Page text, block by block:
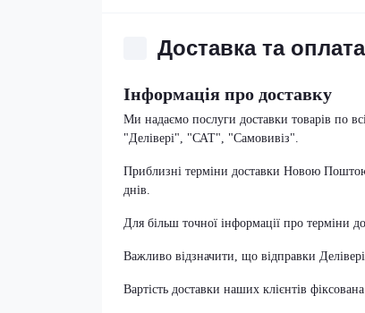
Доставка та
Інформація про доставку
Ми надаємо послуги доставки товарів по
"Делівері", "САТ", "Самовивіз".
Приблизні терміни доставки Новою Поштою
днів.
Для більш точної інформації про терміни
Важливо відзначити, що відправки
Вартість доставки наших клієнтів